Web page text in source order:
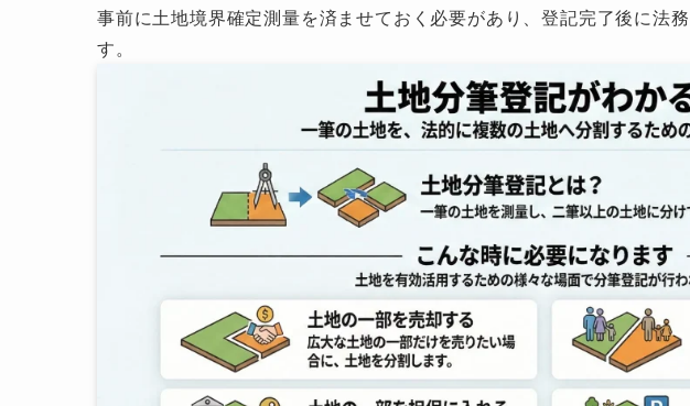
事前に土地境界確定測量を済ませておく必要があり、登記完了後に法
す。